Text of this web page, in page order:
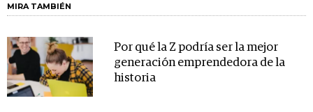
MIRA TAMBIÉN
Por qué la Z podría ser la mejor
generación emprendedora de la
historia